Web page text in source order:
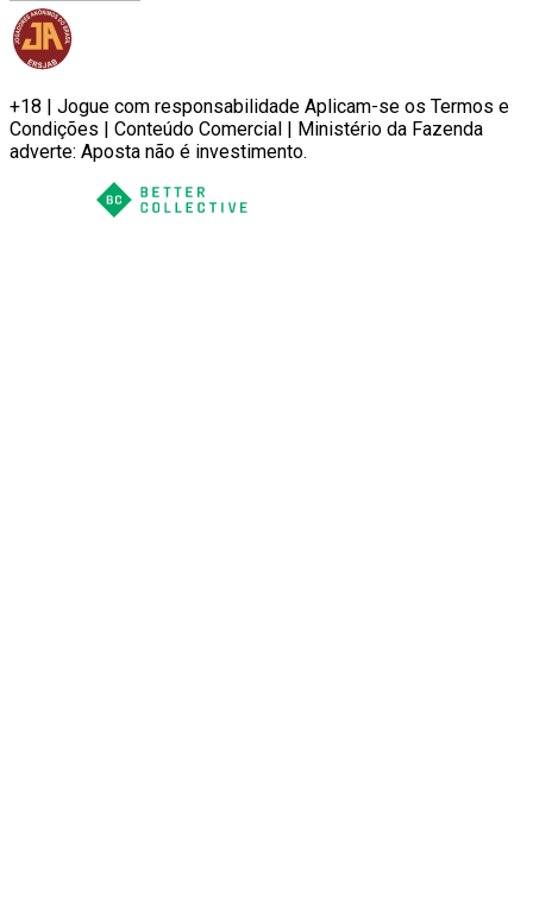
+18 | Jogue com responsabilidade Aplicam-se os Termos e
Condições | Conteúdo Comercial | Ministério da Fazenda
adverte: Aposta não é investimento.